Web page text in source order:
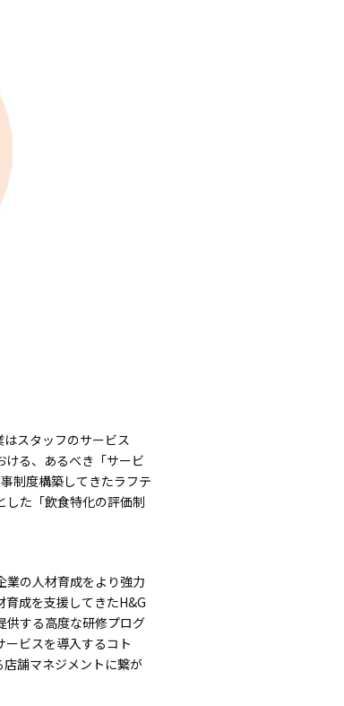
スタッフのサービス
る、あるべき「サービ
制度構築してきたラフテ
した 「飲食特化の評価制
業の人材育成をより強力
成を支援してきたH&G
供する高度な研修プログ
ビスを導入するコト
舗マネジメントに繋が